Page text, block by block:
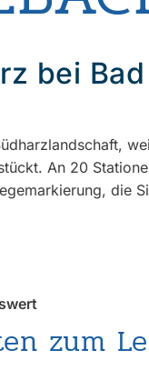
bei
An 20
die
zum